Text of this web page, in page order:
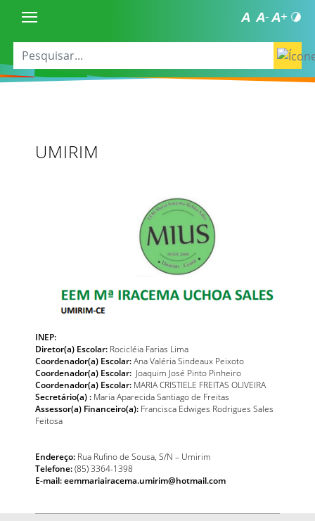
UMIRIM
INEP:
Diretor(a) Escolar: Rocicléia Farias Lima
Coordenador(a) Escolar:Ana Valéria Sindeaux Peixoto
Coordenador(a) Escolar: Joaquim José Pinto Pinheiro
Coordenador(a) Escolar: MARIA CRISTIELE FREITAS OLIVEIRA
Secretário(a) : Maria Aparecida Santiago de Freitas
Assessor(a) Financeiro(a): Francisca Edwiges Rodrigues Sales
Feitosa
Endereço: Rua Rufino de Sousa, S/N – Umirim
Telefone:(85) 3364-1398
E-mail: eemmariairacema.umirim@hotmail.com